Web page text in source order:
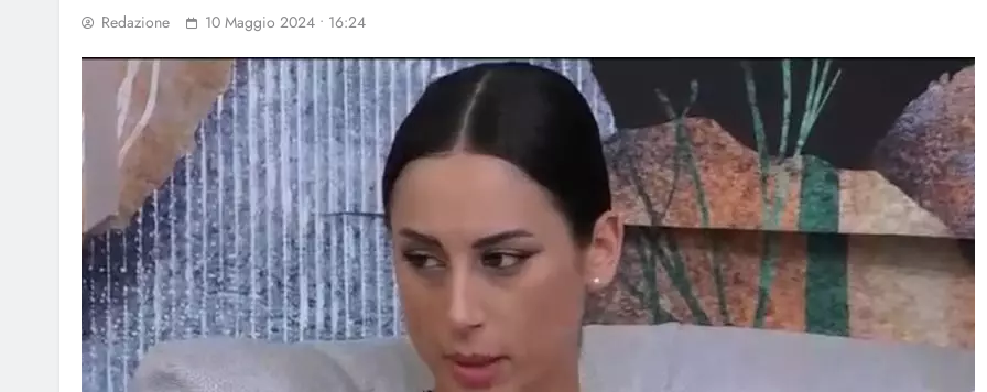
Redazione 10 Maggio 2024 • 16:24